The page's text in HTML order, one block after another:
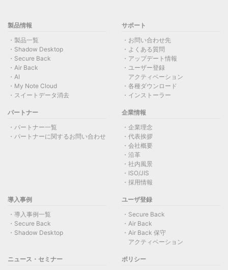
製品情報
製品一覧
Shadow Desktop
Secure Back
Air Back
AI
My Note Cloud
スイートデータ消去
サポート
お問い合わせ先
よくある質問
アップデート情報
ユーザー登録
アクティベーション
各種ダウンロード
インストーラー
パートナー
パートナー一覧
パートナーに関するお問い合わせ
企業情報
企業理念
代表挨拶
会社概要
沿革
社内風景
ISO/JIS
採用情報
導入事例
導入事例一覧
Secure Back
Shadow Desktop
ユーザ登録
Secure Back
Air Back
Air Back 保守
アクティベーション
ニュース・セミナー
ポリシー